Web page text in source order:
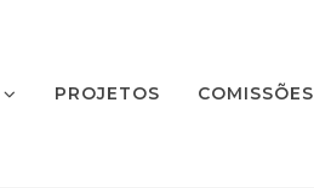
PROJETOS COMISSÕES